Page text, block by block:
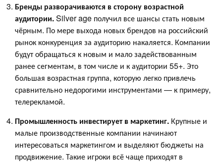
Бренды разворачиваются в сторону возрастной
аудитории.Silver age получил все шансы стать новым
чёрным. По мере выхода новых брендов на российский
рынок конкуренция за аудиторию накаляется. Компании
будут обращаться к новым и мало задействованным
ранее сегментам, в том числе и к аудитории 55+. Это
большая возрастная группа, которую легко привлечь
сравнительно недорогими инструментами — к примеру,
телерекламой.
Промышленность инвестирует в маркетинг. Крупные и
малые производственные компании начинают
интересоваться маркетингом и выделяют бюджеты на
продвижение. Такие игроки всё чаще приходят в